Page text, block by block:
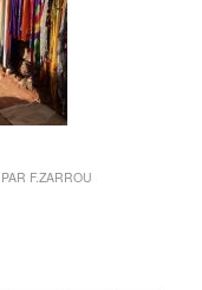
PAR F.ZARROU